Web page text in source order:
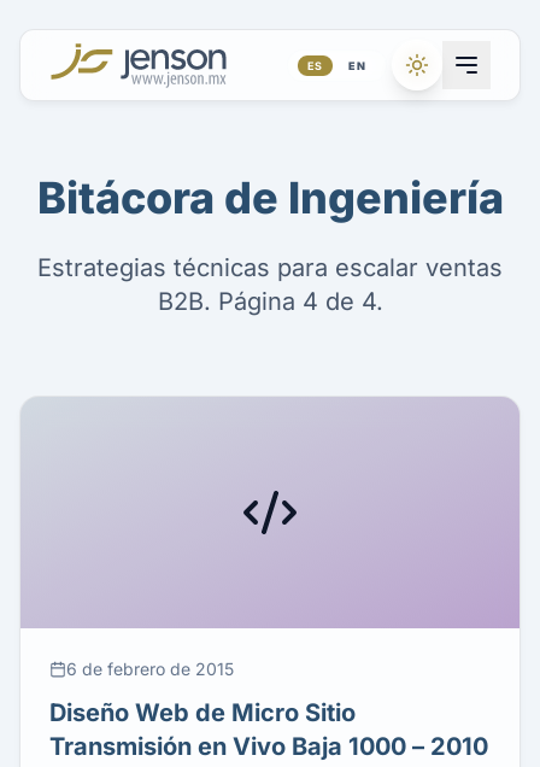
ES EN
Bitácora de Ingeniería
Estrategias técnicas para escalar ventas
B2B. Página 4 de 4.
6 de febrero de 2015
Diseño Web de Micro Sitio
Transmisión en Vivo Baja 1000 – 2010